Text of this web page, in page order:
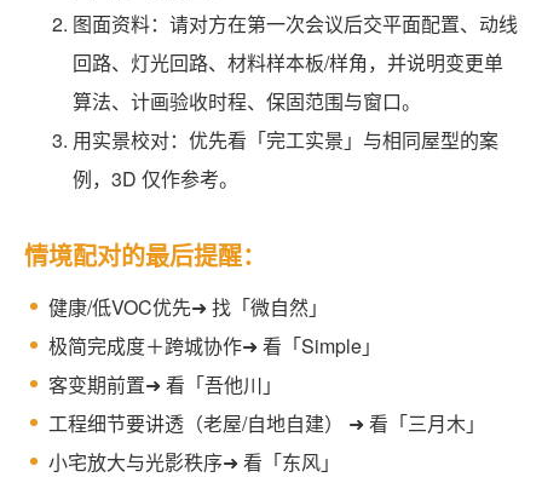
图面资料：请对方在第一次会议后交平面配置、动线
回路、灯光回路、材料样本板/样角，并说明变更单
算法、计画验收时程、保固范围与窗口。
用实景校对：优先看「完工实景」与相同屋型的案
例，3D 仅作参考。
情境配对的最后提醒：
健康/低VOC优先➜ 找「微自然」
极简完成度＋跨城协作➜ 看「Simple」
客变期前置➜ 看「吾他川」
工程细节要讲透（老屋/自地自建） ➜ 看「三月木」
小宅放大与光影秩序➜ 看「东风」